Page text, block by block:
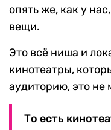
опять же, как у
вещи.
Это всё ниша и
кинотеатры,
аудиторию, это не
То есть